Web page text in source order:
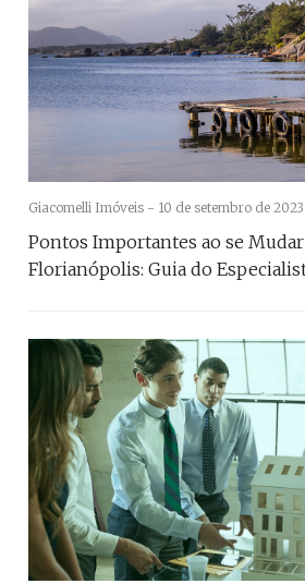
Giacomelli Imóveis - 10 de setembro de 2023
Pontos Importantes ao se
Florianópolis: Guia do